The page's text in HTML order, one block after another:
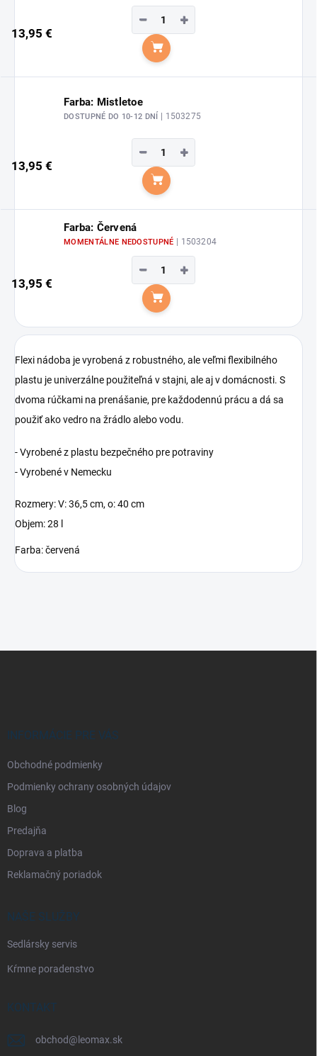
13,95 €
+
−
Do košíka
Farba: Mistletoe
DOSTUPNÉ DO 10-12 DNÍ | 1503275
13,95 €
+
−
Do košíka
Farba: Červená
MOMENTÁLNE NEDOSTUPNÉ | 1503204
13,95 €
+
−
Do košíka
Flexi nádoba je vyrobená z robustného, ale veľmi flexibilného
plastu je univerzálne použiteľná v stajni, ale aj v domácnosti. S
dvoma rúčkami na prenášanie, pre každodennú prácu a dá sa
použiť ako vedro na žrádlo alebo vodu.
- Vyrobené z plastu bezpečného pre potraviny
- Vyrobené v Nemecku
Rozmery: V: 36,5 cm, o: 40 cm
Objem: 28 l
Farba: červená
INFORMÁCIE PRE VÁS
Obchodné podmienky
Podmienky ochrany osobných údajov
Blog
Predajňa
Doprava a platba
Reklamačný poriadok
NAŠE SLUŽBY
Sedlársky servis
Kŕmne poradenstvo
KONTAKT
obchod@ leomax.sk